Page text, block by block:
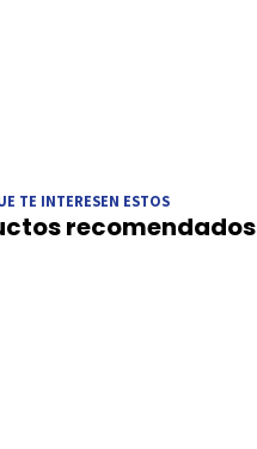
TE INTERESEN ESTOS
recomendados